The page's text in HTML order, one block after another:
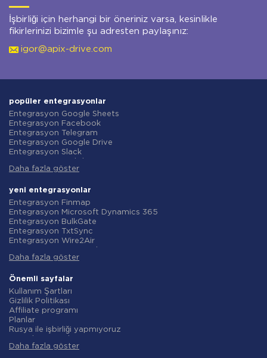
İşbirliği için herhangi bir öneriniz varsa, kesinlikle
fikirlerinizi bizimle şu adresten paylaşınız:
igor@apix-drive.com
popüler entegrasyonlar
Entegrasyon Google Sheets
Entegrasyon Facebook
Entegrasyon Telegram
Entegrasyon Google Drive
Entegrasyon Slack
Entegrasyon Gmail
Entegrasyon ClickUp
Entegrasyon Airtable
Entegrasyon Google Contacts
Entegrasyon OpenAI (ChatGPT)
Entegrasyon Instagram
Entegrasyon ActiveCampaign
Entegrasyon Typeform
Entegrasyon Salesforce CRM
Entegrasyon Notion
Entegrasyon AWeber
Entegrasyon Asana
Entegrasyon ZOHO CRM
Entegrasyon Webhooks
Entegrasyon GetResponse
Entegrasyon WooCommerce
Daha fazla göster
yeni entegrasyonlar
Entegrasyon Finmap
Entegrasyon Microsoft Dynamics 365
Entegrasyon BulkGate
Entegrasyon TxtSync
Entegrasyon Wire2Air
Entegrasyon Infobip
Entegrasyon AtomPark
Entegrasyon TXTImpact
Entegrasyon Campaign Monitor
Entegrasyon CM.com
Entegrasyon D7 Networks
Entegrasyon SMS.to
Entegrasyon SMSGlobal
Entegrasyon Textlocal
Daha fazla göster
Önemli sayfalar
Kullanım Şartları
Gizlilik Politikası
Affiliate programı
Planlar
Rusya ile işbirliği yapmıyoruz
iade politikasi
Daha fazla göster